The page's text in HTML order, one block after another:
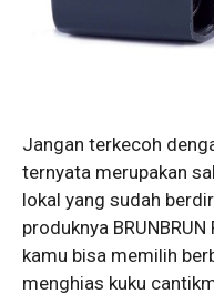
Jangan terkecoh
ternyata merupakan
lokal yang sudah
produknya
kamu bisa memilih
menghias kuku